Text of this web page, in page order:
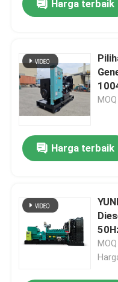
Harga terbaik
MOQ
Harga terbaik
MOQ